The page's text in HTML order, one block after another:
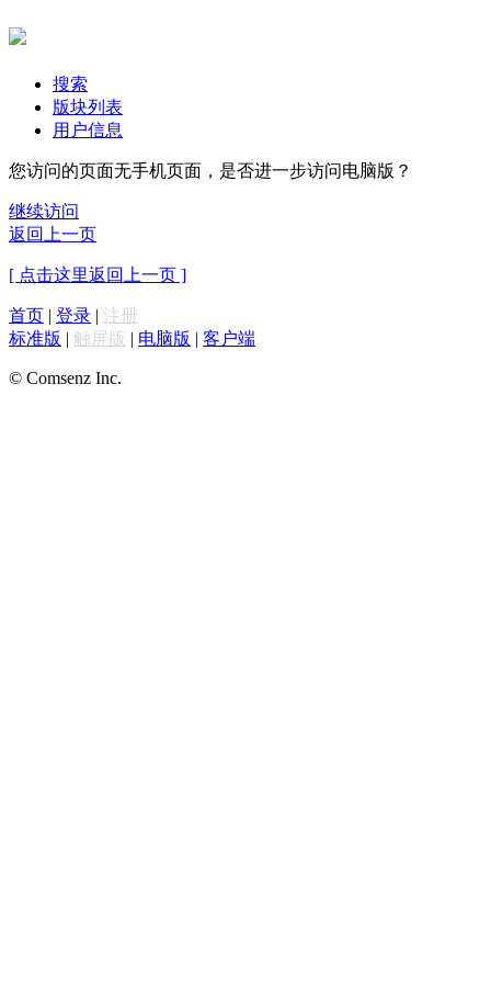
搜索
版块列表
用户信息
您访问的页面无手机页面，是否进一步访问电脑版？
继续访问
返回上一页
[ 点击这里返回上一页 ]
首页 | 登录 | 注册
标准版 | 触屏版 | 电脑版 | 客户端
© Comsenz Inc.